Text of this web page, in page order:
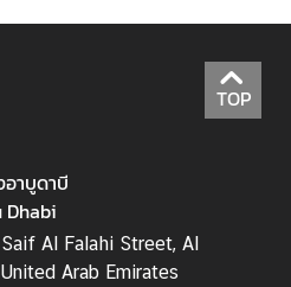
TOP
าบูดาบี
Dhabi
Al Falahi Street, Al
Arab Emirates